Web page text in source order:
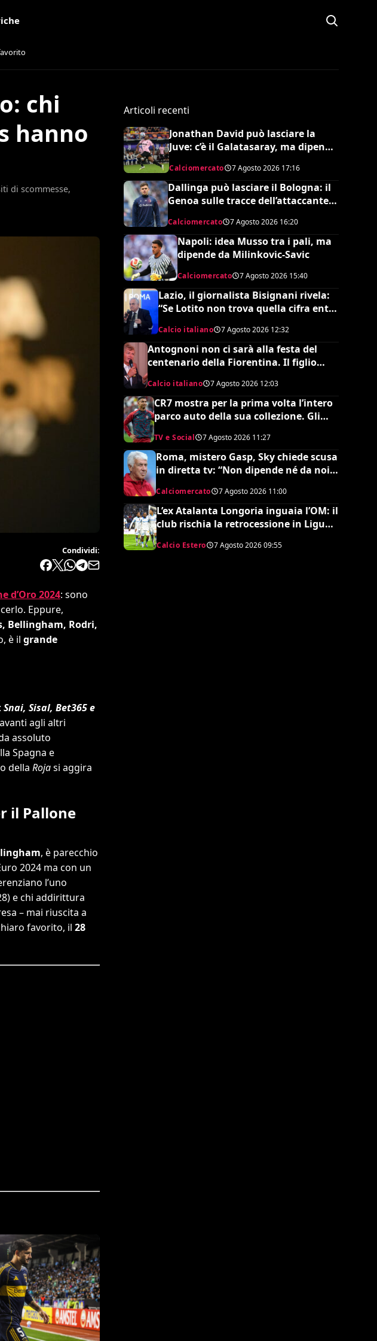
chi
hanno
di scommesse,
Condividi:
d’Oro 2024: sono
Eppure,
Bellingham, Rodri,
è il grande
Snai, Sisal, Bet365 e
agli altri
assoluto
Spagna e
della Rojasi aggira
il Pallone
, è parecchio
2024 ma con un
l’uno
e chi addirittura
– mai riuscita a
favorito, il 28
Articoli recenti
Jonathan David può lasciare la
Juve: c’è il Galatasaray, ma dipende
Calciomercato 7 Agosto 2026 17:16
Dallinga può lasciare il Bologna: il
Genoa sulle tracce dell’attaccante
olandese
Calciomercato 7 Agosto 2026 16:20
Napoli: idea Musso tra i pali, ma
dipende da Milinkovic-Savic
Calciomercato 7 Agosto 2026 15:40
Lazio, il giornalista Bisignani rivela:
“Se Lotito non trova quella cifra entro
tale data il destino è segnato”
Calcio italiano 7 Agosto 2026 12:32
Antognoni non ci sarà alla festa del
centenario della Fiorentina. Il figlio
scrive una lettera al vetriolo a
Commisso jr. I motivi di questa scelta e
cosa sta succedendo
Calcio italiano 7 Agosto 2026 12:03
CR7 mostra per la prima volta l’intero
parco auto della sua collezione. Gli
esperti stimano il valore complessivo
ed è da urlo
TV e Social 7 Agosto 2026 11:27
Roma, mistero Gasp, Sky chiede scusa
in diretta tv: “Non dipende né da noi
Calciomercato 7 Agosto 2026 11:00
L’ex Atalanta Longoria inguaia l’OM: il
club rischia la retrocessione in Ligue 2
Calcio Estero 7 Agosto 202609:55